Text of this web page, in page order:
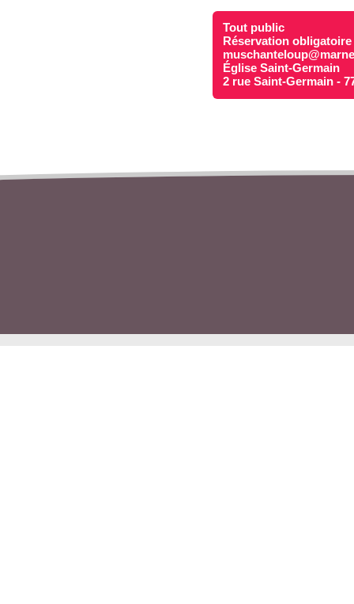
Tout public
Réservation obligatoire
Église Saint-Germain
2 rue Saint-Germain -